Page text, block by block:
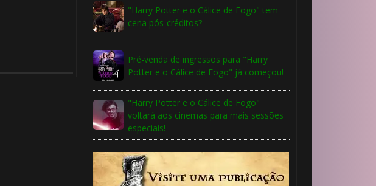
"Harry Potter e o Cálice de Fogo" tem
cena pós-créditos?
Pré-venda de ingressos para "Harry
Potter e o Cálice de Fogo" já começou!
"Harry Potter e o Cálice de Fogo"
voltará aos cinemas para mais sessões
especiais!